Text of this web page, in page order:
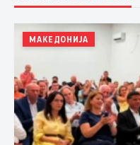
МАКЕДОНИЈА